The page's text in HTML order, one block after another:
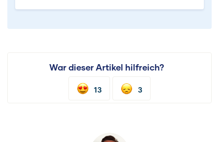
War dieser Artikel hilfreich?
13 3